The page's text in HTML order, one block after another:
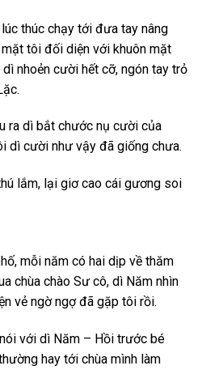
thúc chạy tới đưa tay nâng
tôi đối diện với khuôn mặt
nhoẻn cười hết cỡ, ngón tay trỏ
ra dì bắt chước nụ cười của
dì cười như vậy đã giống chưa.
lắm, lại giơ cao cái gương soi
mỗi năm có hai dịp về thăm
chùa chào Sư cô, dì Năm nhìn
vẻ ngờ ngợ đã gặp tôi rồi.
với dì Năm – Hồi trước bé
hay tới chùa mình làm